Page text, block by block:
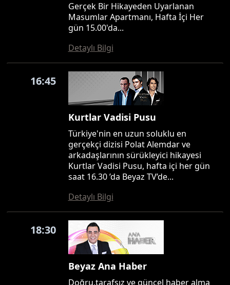
Gerçek Bir Hikayeden Uyarlanan
Masumlar Apartmanı, Hafta İçi Her
gün 15.00'da...
Detaylı Bilgi
16:45
Kurtlar Vadisi Pusu
Türkiye'nin en uzun soluklu en
gerçekçi dizisi Polat Alemdar ve
arkadaşlarının sürükleyici hikayesi
Kurtlar Vadisi Pusu, hafta içi her gün
saat 16.30 ’da Beyaz TV’de...
Detaylı Bilgi
18:30
Beyaz Ana Haber
Doğru,tarafsız ve güncel haber alma